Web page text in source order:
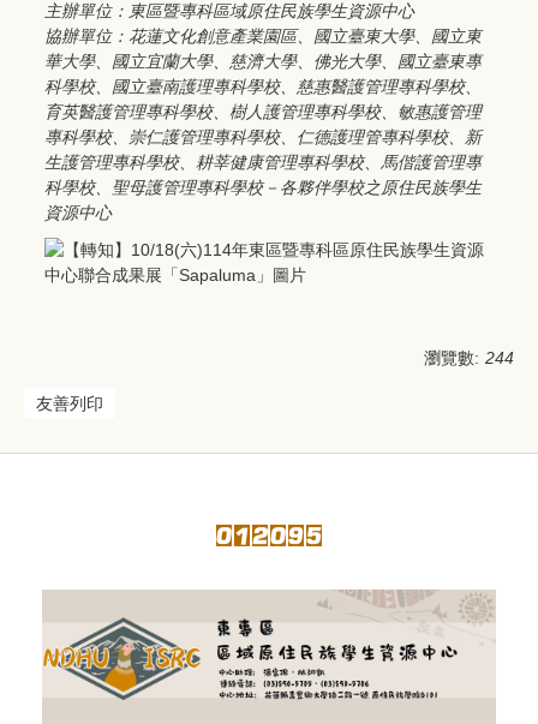
主辦單位：東區暨專科區域原住民族學生資源中心
協辦單位：花蓮文化創意產業園區、國立臺東大學、國立東
華大學、國立宜蘭大學、慈濟大學、佛光大學、國立臺東專
科學校、國立臺南護理專科學校、慈惠醫護管理專科學校、
育英醫護管理專科學校、樹人護管理專科學校、敏惠護管理
專科學校、崇仁護管理專科學校、仁德護理管專科學校、新
生護管理專科學校、耕莘健康管理專科學校、馬偕護管理專
科學校、聖母護管理專科學校－各夥伴學校之原住民族學生
資源中心
瀏覽數: 244
友善列印